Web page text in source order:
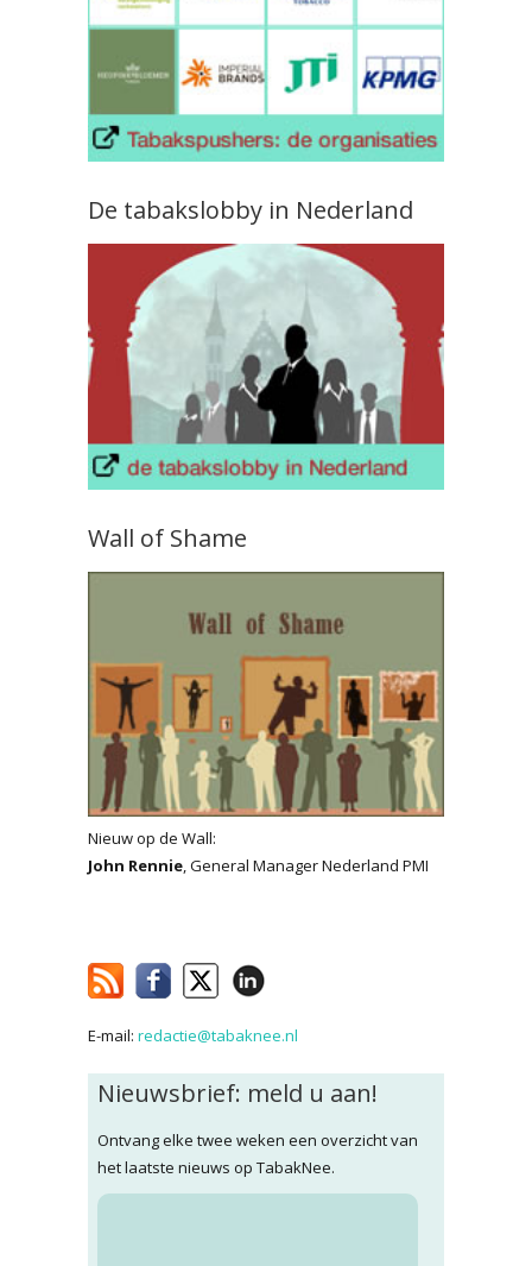
De tabakslobby in Nederland
Wall of Shame
Nieuw op de Wall:
John Rennie, General Manager Nederland PMI
E-mail: redactie@tabaknee.nl
Nieuwsbrief: meld u aan!
Ontvang elke twee weken een overzicht van
het laatste nieuws op TabakNee.